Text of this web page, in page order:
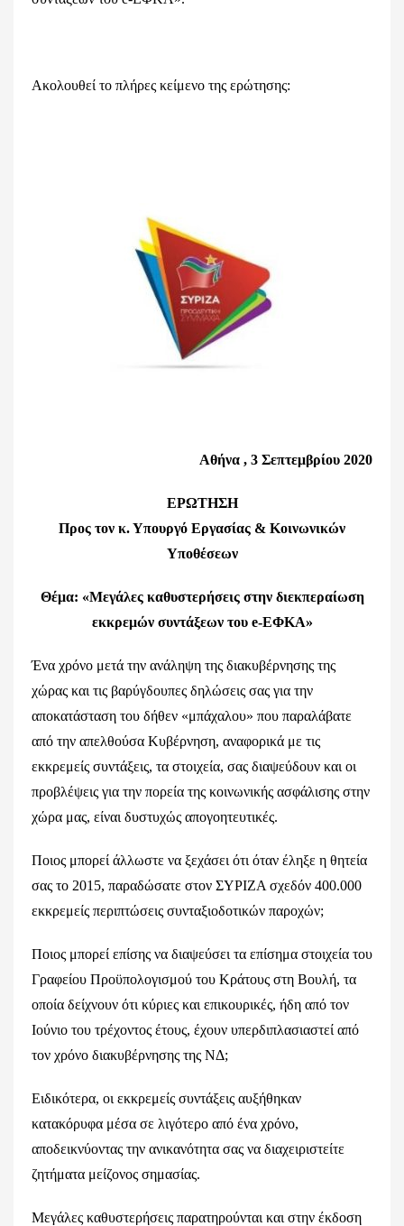
Ακολουθεί το πλήρες κείμενο της ερώτησης:
Αθήνα , 3 Σεπτεμβρίου 2020
ΕΡΩΤΗΣΗ
Προς τον κ. Υπουργό Εργασίας & Κοινωνικών
Υποθέσεων
Θέμα: «Μεγάλες καθυστερήσεις στην διεκπεραίωση
εκκρεμών συντάξεων του e-ΕΦΚΑ»
Ένα χρόνο μετά την ανάληψη της διακυβέρνησης της
χώρας και τις βαρύγδουπες δηλώσεις σας για την
αποκατάσταση του δήθεν «μπάχαλου» που παραλάβατε
από την απελθούσα Κυβέρνηση, αναφορικά με τις
εκκρεμείς συντάξεις, τα στοιχεία, σας διαψεύδουν και οι
προβλέψεις για την πορεία της κοινωνικής ασφάλισης στην
χώρα μας, είναι δυστυχώς απογοητευτικές.
Ποιος μπορεί άλλωστε να ξεχάσει ότι όταν έληξε η θητεία
σας το 2015, παραδώσατε στον ΣΥΡΙΖΑ σχεδόν 400.000
εκκρεμείς περιπτώσεις συνταξιοδοτικών παροχών;
Ποιος μπορεί επίσης να διαψεύσει τα επίσημα στοιχεία του
Γραφείου Προϋπολογισμού του Κράτους στη Βουλή, τα
οποία δείχνουν ότι κύριες και επικουρικές, ήδη από τον
Ιούνιο του τρέχοντος έτους, έχουν υπερδιπλασιαστεί από
τον χρόνο διακυβέρνησης της ΝΔ;
Ειδικότερα, οι εκκρεμείς συντάξεις αυξήθηκαν
κατακόρυφα μέσα σε λιγότερο από ένα χρόνο,
αποδεικνύοντας την ανικανότητα σας να διαχειριστείτε
ζητήματα μείζονος σημασίας.
Μεγάλες καθυστερήσεις παρατηρούνται και στην έκδοση